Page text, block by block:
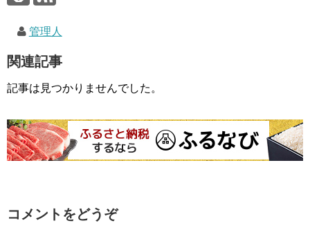
管理人
関連記事
記事は見つかりませんでした。
コメントをどうぞ